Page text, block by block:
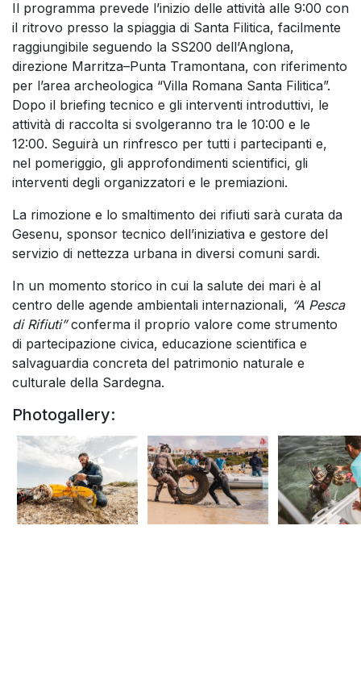
Il programma prevede l’inizio delle attività alle 9:00 con
il ritrovo presso la spiaggia di Santa Filitica, facilmente
raggiungibile seguendo la SS200 dell’Anglona,
direzione Marritza–Punta Tramontana, con riferimento
per l’area archeologica “Villa Romana Santa Filitica”.
Dopo il briefing tecnico e gli interventi introduttivi, le
attività di raccolta si svolgeranno tra le 10:00 e le
12:00. Seguirà un rinfresco per tutti i partecipanti e,
nel pomeriggio, gli approfondimenti scientifici, gli
interventi degli organizzatori e le premiazioni.
La rimozione e lo smaltimento dei rifiuti sarà curata da
Gesenu, sponsor tecnico dell’iniziativa e gestore del
servizio di nettezza urbana in diversi comuni sardi.
In un momento storico in cui la salute dei mari è al
centro delle agende ambientali internazionali, “A Pesca
di Rifiuti”conferma il proprio valore come strumento
di partecipazione civica, educazione scientifica e
salvaguardia concreta del patrimonio naturale e
culturale della Sardegna.
Photogallery: